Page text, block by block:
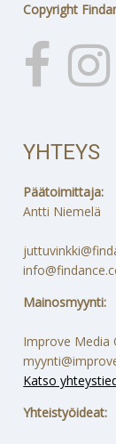
Copyright
YHTEYS
Päätoimittaja:
Antti Niemelä
Mainosmyynti:
Improve Media
Katso
Yhteistyöideat: